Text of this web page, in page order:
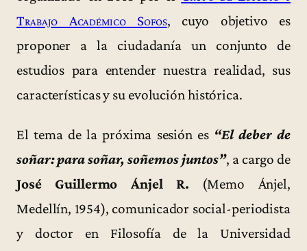
Trabajo Académico Sofos, cuyo objetivo es
proponer a la ciudadanía un conjunto de
estudios para entender nuestra realidad, sus
características y su evolución histórica.
El tema de la próxima sesión es “El deber de
soñar: para soñar, soñemos juntos”, a cargo de
José Guillermo Ánjel R. (Memo Ánjel,
Medellín, 1954), comunicador social-periodista
y doctor en Filosofía de la Universidad